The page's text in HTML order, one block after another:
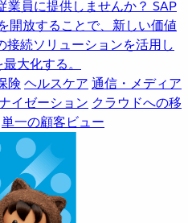
業員に提供しませんか？ SAP
開放することで、新しい価値
接続ソリューションを活用し
大化する。
険 ヘルスケア 通信・メディア
イゼーション クラウドへの移
単一の顧客ビュー